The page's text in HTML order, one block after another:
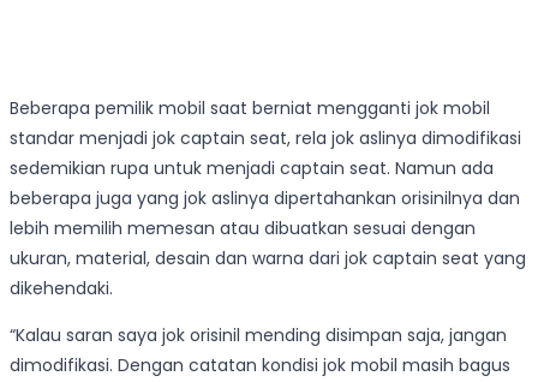
Beberapa pemilik mobil saat berniat mengganti jok mobil
standar menjadi jok captain seat, rela jok aslinya dimodifikasi
sedemikian rupa untuk menjadi captain seat. Namun ada
beberapa juga yang jok aslinya dipertahankan orisinilnya dan
lebih memilih memesan atau dibuatkan sesuai dengan
ukuran, material, desain dan warna dari jok captain seat yang
dikehendaki.
“Kalau saran saya jok orisinil mending disimpan saja, jangan
dimodifikasi. Dengan catatan kondisi jok mobil masih bagus